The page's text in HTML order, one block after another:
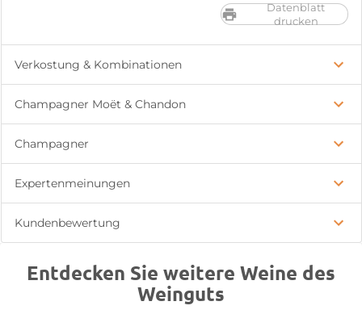
Datenblatt
drucken
Verkostung & Kombinationen
Champagner Moët & Chandon
Champagner
Expertenmeinungen
Kundenbewertung
Entdecken Sie weitere Weine des
Weinguts